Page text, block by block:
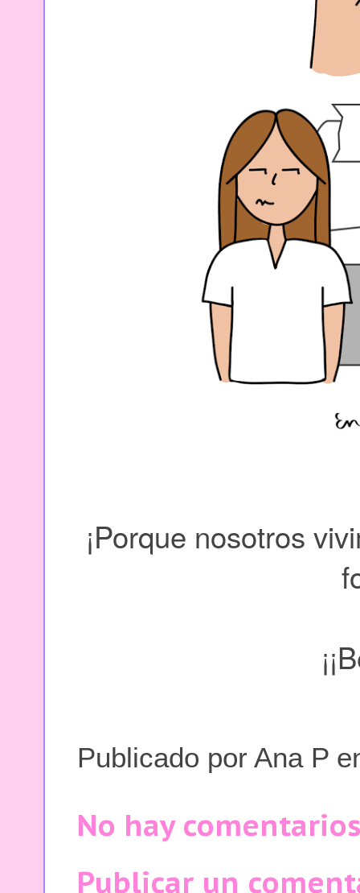
¡Porque nosotros
Publicado por Ana P
No hay
Publicar un